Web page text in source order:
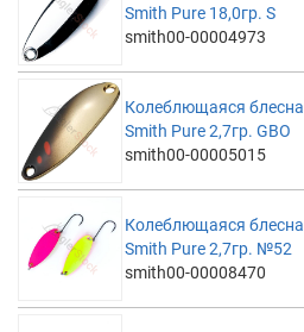
Smith Pure 18,0гр. S
smith00-00004973
Колеблющаяся блесна
Smith Pure 2,7гр. GBO
smith00-00005015
Колеблющаяся блесна
Smith Pure 2,7гр. №52
smith00-00008470